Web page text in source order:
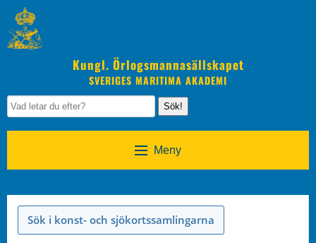
Kungl. Örlogsmannasällskapet
SVERIGES MARITIMA AKADEMI
Sök!
Meny
Sök i konst- och sjökortssamlingarna